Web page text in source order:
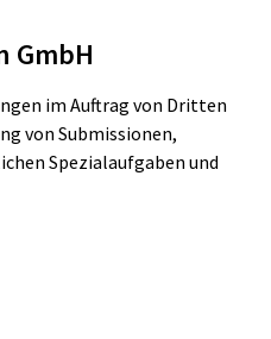
GmbH
im Auftrag von Dritten
von Submissionen,
Spezialaufgaben und